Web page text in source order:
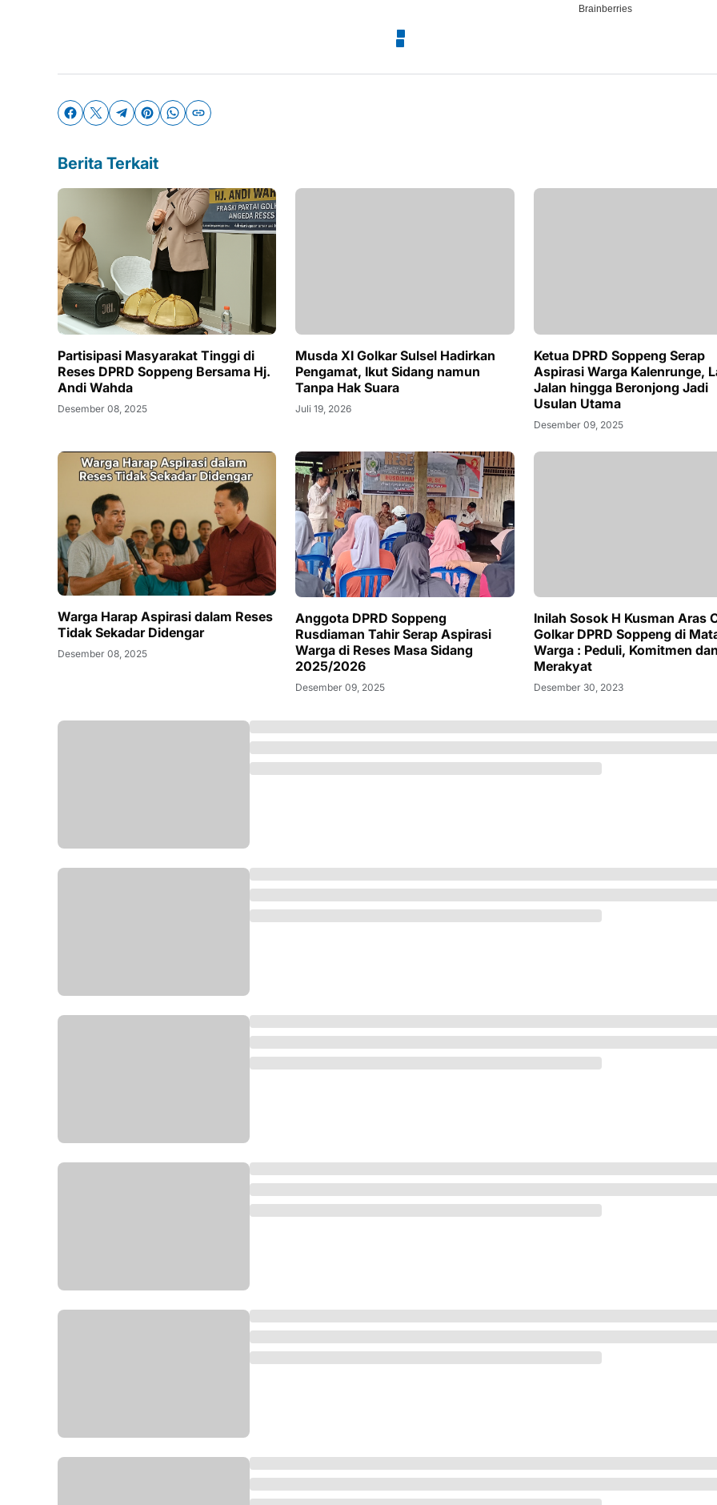
Berita Terkait
Partisipasi Masyarakat Tinggi di
Reses DPRD Soppeng Bersama Hj.
Andi Wahda
Desember 08, 2025
Musda XI Golkar Sulsel Hadirkan
Pengamat, Ikut Sidang namun
Tanpa Hak Suara
Juli 19, 2026
Ketua DPRD Soppeng Serap
Aspirasi Warga Kalenrunge,
Jalan hingga Beronjong Jadi
Usulan Utama
Desember 09, 2025
Warga Harap Aspirasi dalam Reses
Tidak Sekadar Didengar
Desember 08, 2025
Anggota DPRD Soppeng
Rusdiaman Tahir Serap Aspirasi
Warga di Reses Masa Sidang
2025/2026
Desember 09, 2025
Inilah Sosok H Kusman Aras
Golkar DPRD Soppeng di
Warga : Peduli, Komitmen dan
Merakyat
Desember 30, 2023